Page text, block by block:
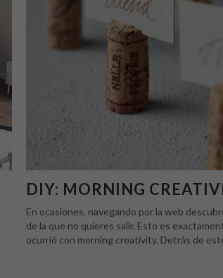
DIY: MORNING
En ocasiones, navegando por la web
de la que no quieres salir. Esto es
ocurrió con morning creativity. Detrás de